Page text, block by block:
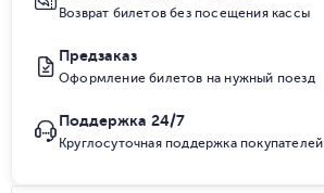
Возврат билетов без посещения кассы
Предзаказ
Оформление билетов на нужный поезд
Поддержка 24/7
Круглосуточная поддержка покупателей